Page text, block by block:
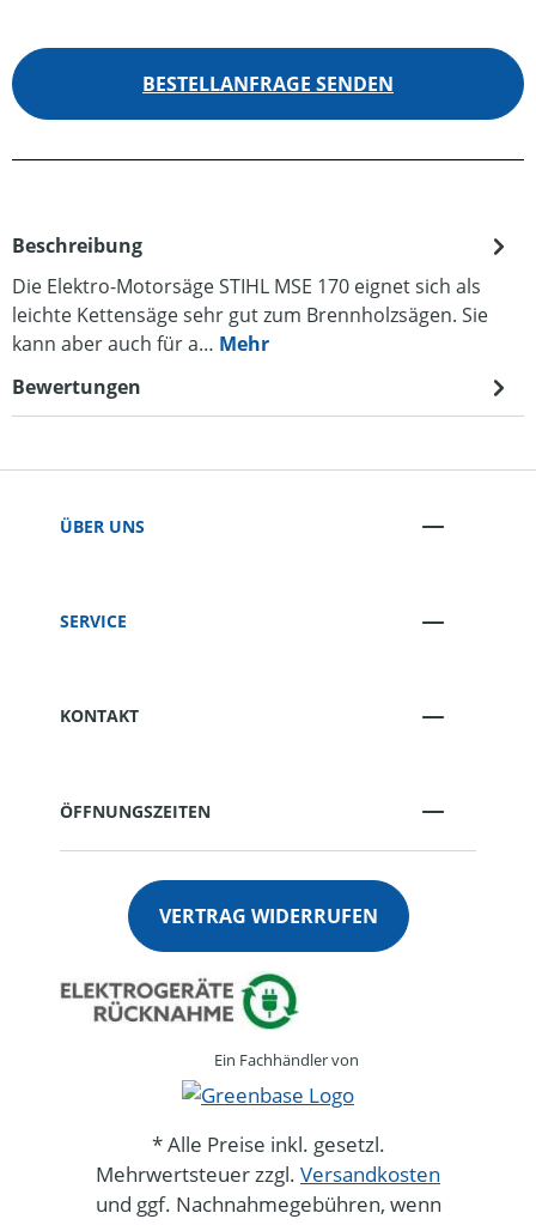
BESTELLANFRAGE SENDEN
Beschreibung
Die Elektro-Motorsäge STIHL MSE 170 eignet sich als
leichte Kettensäge sehr gut zum Brennholzsägen. Sie
kann aber auch für a… Mehr
Bewertungen
ÜBER UNS
SERVICE
KONTAKT
ÖFFNUNGSZEITEN
VERTRAG WIDERRUFEN
Ein Fachhändler von
* Alle Preise inkl. gesetzl.
Mehrwertsteuer zzgl. Versandkosten
und ggf. Nachnahmegebühren, wenn